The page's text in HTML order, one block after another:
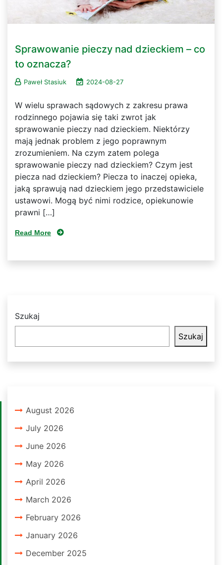
Sprawowanie pieczy nad dzieckiem – co
to oznacza?
Paweł Stasiuk 2024-08-27
W wielu sprawach sądowych z zakresu prawa
rodzinnego pojawia się taki zwrot jak
sprawowanie pieczy nad dzieckiem. Niektórzy
mają jednak problem z jego poprawnym
zrozumieniem. Na czym zatem polega
sprawowanie pieczy nad dzieckiem? Czym jest
piecza nad dzieckiem? Piecza to inaczej opieka,
jaką sprawują nad dzieckiem jego przedstawiciele
ustawowi. Mogą być nimi rodzice, opiekunowie
prawni […]
Read More
Szukaj
Szukaj
August 2026
July 2026
June 2026
May 2026
April 2026
March 2026
February 2026
January 2026
December 2025